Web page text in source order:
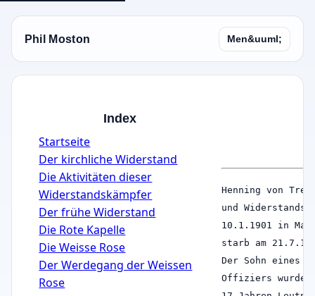
Phil Moston Men&uuml;
Index
Startseite
Der kirchliche Widerstand
Die Aktivitäten dieser
Widerstandskämpfer
Der frühe Widerstand
Die Rote Kapelle
Die Weisse Rose
Der Werdegang der Weissen
Rose
Henning von
und
10.1.1901 in
starb am
Der Sohn eines
Offiziers wurde